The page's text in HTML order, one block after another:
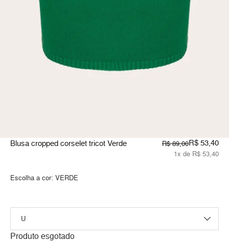
Blusa cropped corselet tricot Verde R$ 89,00R$ 53,40
1x de R$ 53,40
Escolha a cor: VERDE
Produto esgotado